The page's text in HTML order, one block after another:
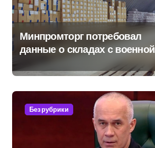
Минпромторг потребовал
данные о складах с военной
продукцией: предприятия
обратились в СК
Без рубрики